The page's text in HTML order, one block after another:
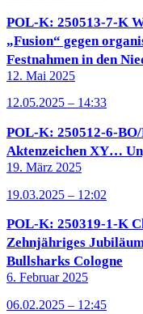
POL-K: 250513-7-K
„Fusion“ gegen
Festnahmen in den
12. Mai 2025
12.05.2025 – 14:33
POL-K: 250512-6-
Aktenzeichen XY…
19. März 2025
19.03.2025 – 12:02
POL-K: 250319-1-K
Zehnjähriges
Bullsharks Cologne
6. Februar 2025
06.02.2025 – 12:45